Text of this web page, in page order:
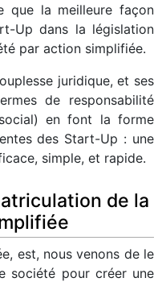
que la meilleure façon
Up dans la législation
par action simplifiée.
juridique, et ses
de responsabilité
en font la forme
des Start-Up : une
simple, et rapide.
de la
est, nous venons de le
société pour créer une